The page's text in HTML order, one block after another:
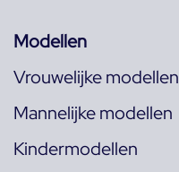
Modellen
Vrouwelijke modellen
Mannelijke modellen
Kindermodellen